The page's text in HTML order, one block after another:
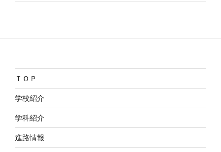
ＴＯＰ
学校紹介
学科紹介
進路情報